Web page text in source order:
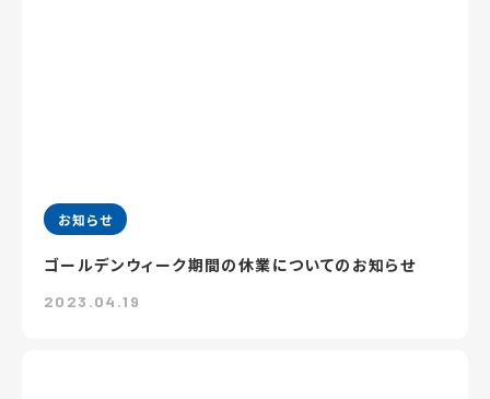
お知らせ
ゴールデンウィーク期間の休業についてのお知らせ
2023.04.19